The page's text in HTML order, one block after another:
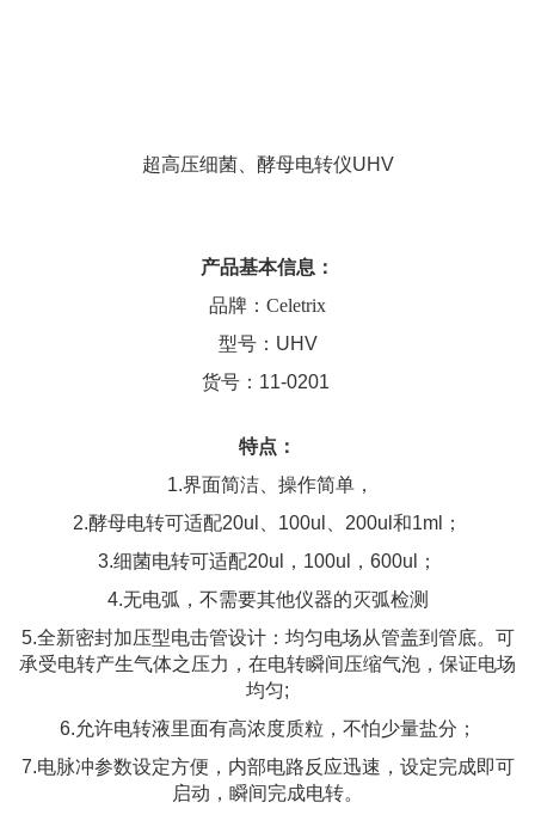
超高压细菌、酵母电转仪UHV
产品基本信息：
品牌：Celetrix
型号： UHV
货号：11-0201
特点：
1.界面简洁、操作简单，
2.酵母电转可适配20ul、100ul、200ul和1ml；
3.细菌电转可适配20ul，100ul，600ul；
4.无电弧，不需要其他仪器的灭弧检测
5.全新密封加压型电击管设计：均匀电场从管盖到管底。可
承受电转产生气体之压力，在电转瞬间压缩气泡，保证电场
均匀;
6.允许电转液里面有高浓度质粒，不怕少量盐分；
7.电脉冲参数设定方便，内部电路反应迅速，设定完成即可
启动，瞬间完成电转。